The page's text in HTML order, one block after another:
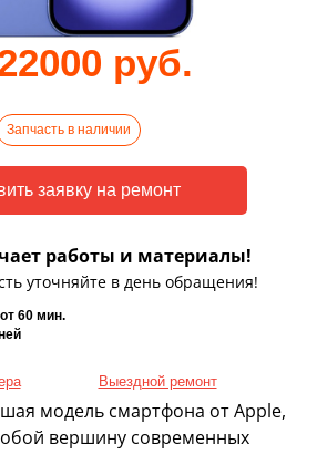
руб.
Запчасть в наличии
работы и материалы!
уточняйте в день обращения!
60 мин.
Выездной ремонт
модель смартфона от Apple,
вершину современных